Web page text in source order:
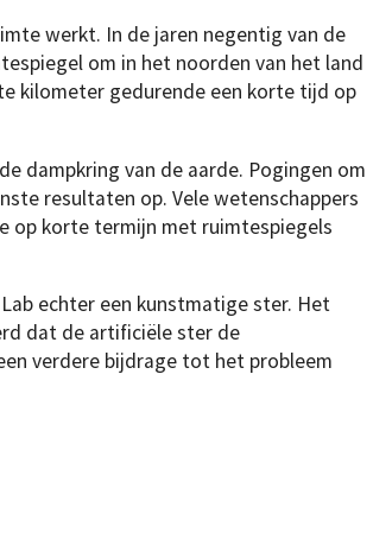
werkt. In de jaren negentig van de
om in het noorden van het land
kilometer gedurende een korte tijd op
dampkring van de aarde. Pogingen om
resultaten op. Vele wetenschappers
op korte termijn met ruimtespiegels
echter een kunstmatige ster. Het
dat de artificiële ster de
verdere bijdrage tot het probleem